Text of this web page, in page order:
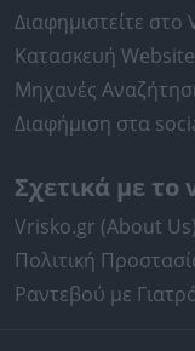
Διαφημιστείτε στο
Κατασκευή Website
Μηχανές
Διαφήμιση στα
Σχετικά με το
Vrisko.gr (About Us)
Πολιτική
Ραντεβού με